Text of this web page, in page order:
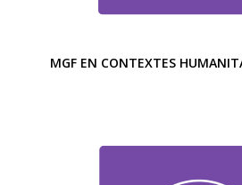
MGF EN CONTEXTES